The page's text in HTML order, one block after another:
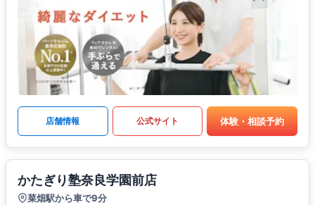
店舗情報 公式サイト 体験・相談予約
かたぎり塾奈良学園前店
菜畑駅から車で9分